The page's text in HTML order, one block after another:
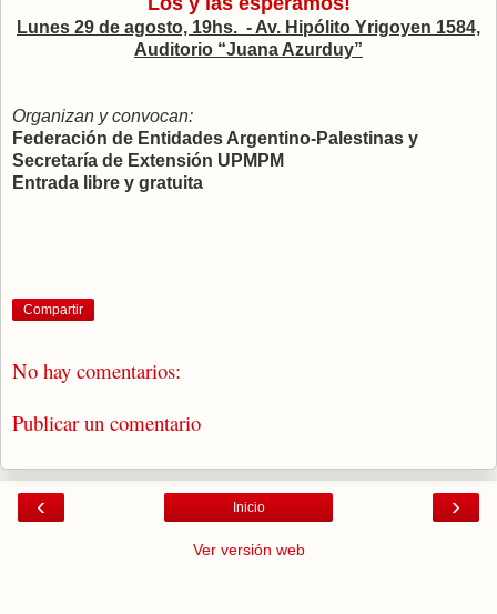
Lunes 29 de agosto, 19hs. - Av. Hipólito Yrigoyen 1584,
Auditorio “Juana Azurduy”
Organizan y convocan:
Federación de Entidades Argentino-Palestinas y
Secretaría de Extensión UPMPM
Entrada libre y gratuita
Compartir
No hay comentarios:
Publicar un comentario
‹ ›
Inicio
Ver versión web